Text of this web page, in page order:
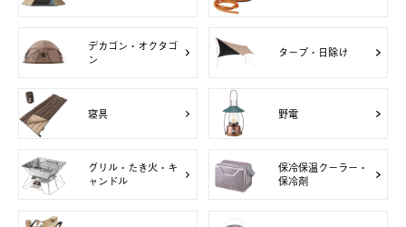
デカゴン・オクタゴ
ン
タープ・日除け
寝具 野電
グリル・たき火・キ
ャンドル
保冷保温クーラー・
保冷剤